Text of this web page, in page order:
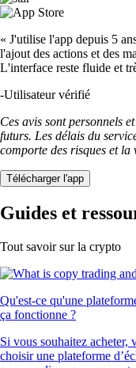
« J'utilise l'app depuis 5
l'ajout des actions et des
L'interface reste fluide et
-Utilisateur vérifié
Ces avis sont personnels
futurs. Les délais du
comporte des risques et la
Télécharger l'app
Guides et
Tout savoir sur la crypto
Qu'est-ce qu'une
ça fonctionne ?
Si vous souhaitez acheter,
choisir une plateforme